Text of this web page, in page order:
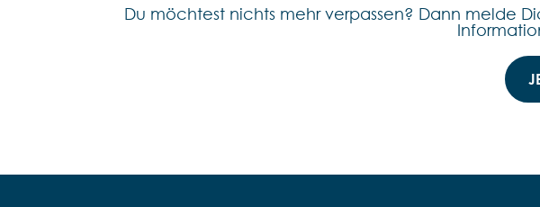
Du möchtest nichts mehr verpassen? Dann melde